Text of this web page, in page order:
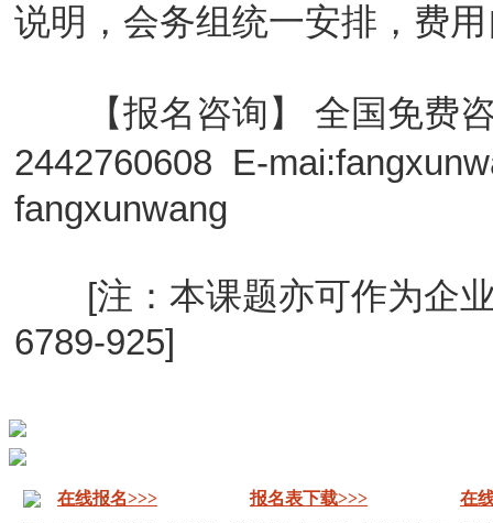
说明，会务组统一安排，费
【报名咨询】 全国免费咨
2442760608 E-
fangxunwang
[注：本课题亦可作为企业
6789-925]
在线报名>>> 报名表下载>>>
在